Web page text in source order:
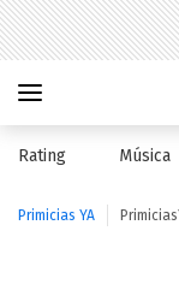
Rating Música
Primicias YA